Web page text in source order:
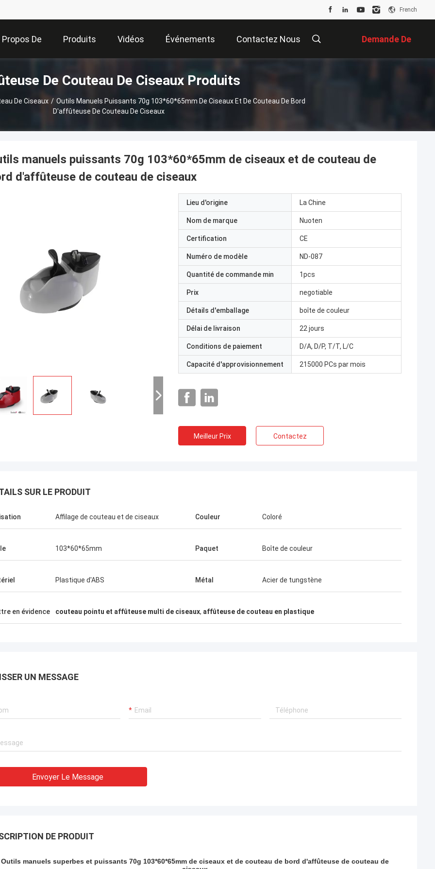
French
Propos De
Nous
Produits Vidéos Événements Contactez Nous Demande De
Soumission
De Couteau De Ciseaux Produits
De Ciseaux / Outils Manuels Puissants 70g 103*60*65mm De Ciseaux Et De Couteau De Bord
D'affûteuse De Couteau De Ciseaux
Melia de Chris
seulement Norton, aucun
manuels puissants 70g 103*60*65mm de ciseaux et de couteau de
d'affûteuse de couteau de ciseaux
Lieu d'origine La Chine
Nom de marque Nuoten
Certification CE
Numéro de modèle ND-087
Quantité de commande min 1pcs
Prix negotiable
Détails d'emballage boîte de couleur
Délai de livraison 22 jours
Conditions de paiement D/A, D/P, T/T, L/C
Capacité d'approvisionnement 215000 PCs par mois
Meilleur Prix Contactez
SUR LE PRODUIT
Affilage de couteau et de ciseaux Couleur Coloré
103*60*65mm Paquet Boîte de couleur
Plastique d'ABS Métal Acier de tungstène
en évidence couteau pointu et affûteuse multi de ciseaux, affûteuse de couteau en plastique
UN MESSAGE
Envoyer Le Message
DE PRODUIT
Outils manuels superbes et puissants 70g 103*60*65mm de ciseaux et de couteau de bord d'affûteuse de couteau de